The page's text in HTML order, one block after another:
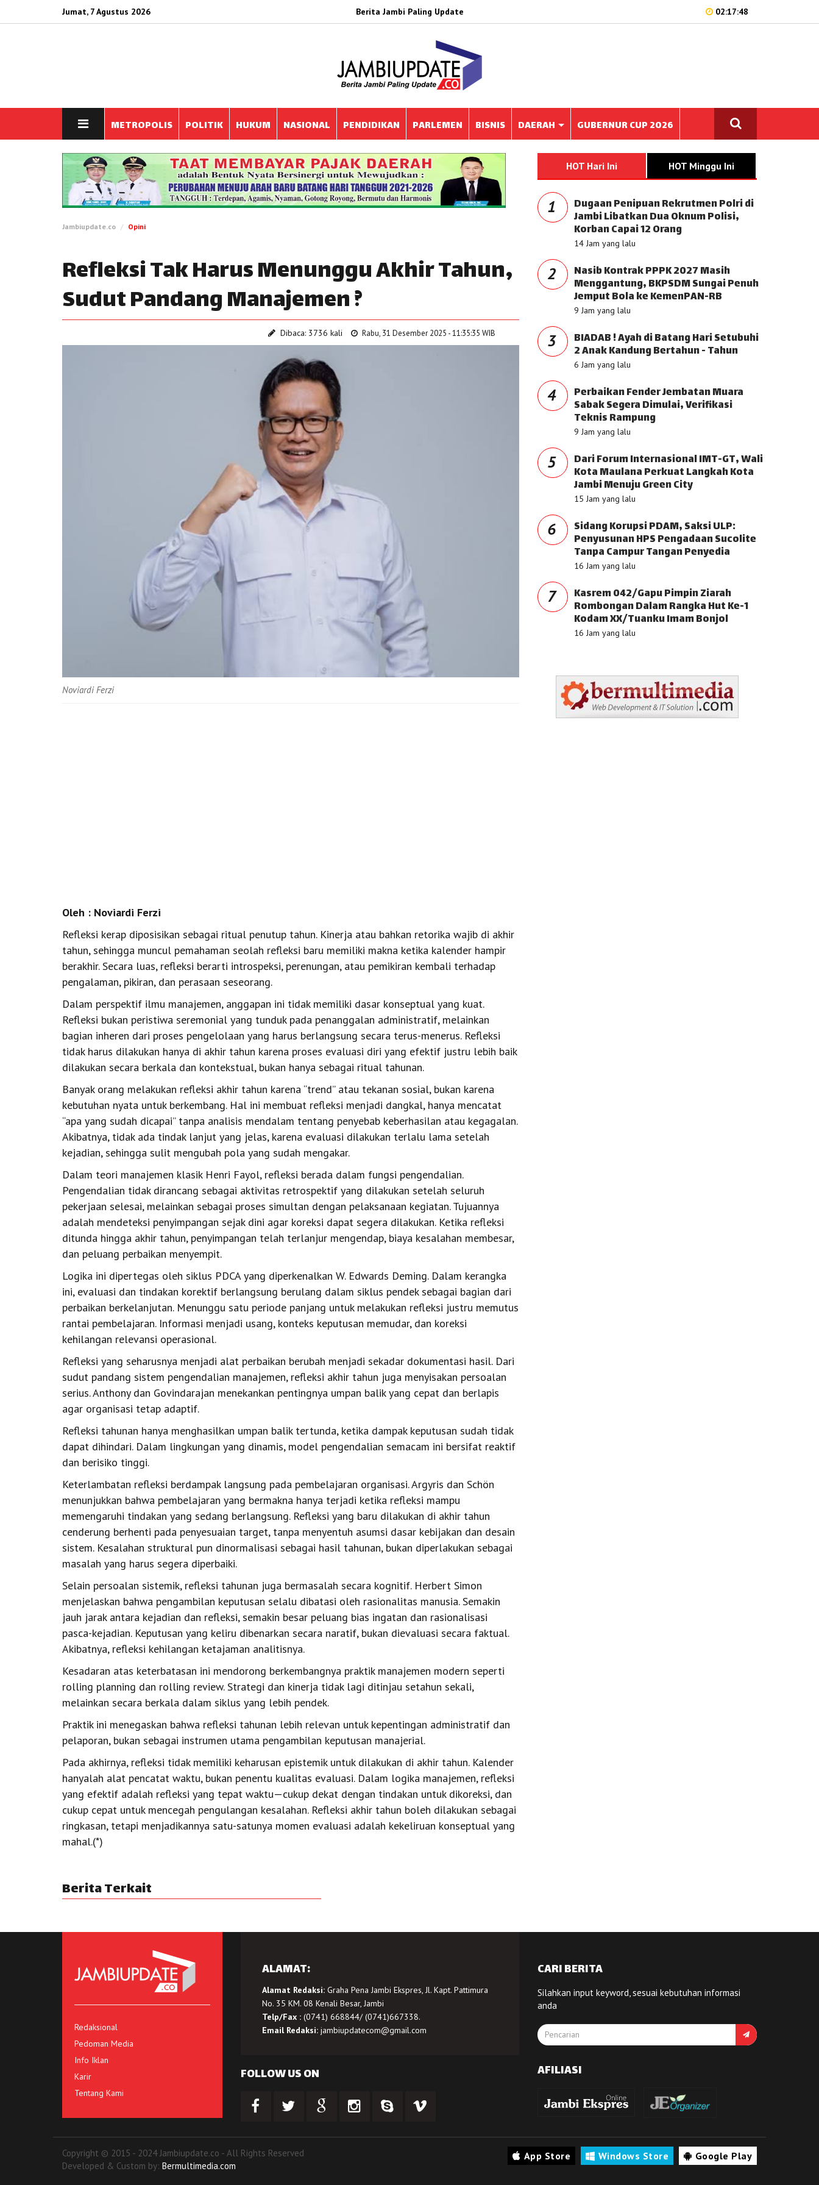
Jumat, 7 Agustus 2026 Berita Jambi Paling Update 02:17:48
METROPOLIS POLITIK HUKUM NASIONAL PENDIDIKAN PARLEMEN BISNIS DAERAH GUBERNUR CUP 2026
Jambiupdate.co Opini
Refleksi Tak Harus Menunggu Akhir Tahun,
Sudut Pandang Manajemen ?
Dibaca: 3736 kali Rabu, 31 Desember 2025 - 11:35:35 WIB
Noviardi Ferzi
Oleh : Noviardi Ferzi
Refleksi kerap diposisikan sebagai ritual penutup tahun. Kinerja atau bahkan retorika wajib di akhir
tahun, sehingga muncul pemahaman seolah refleksi baru memiliki makna ketika kalender hampir
berakhir. Secara luas, refleksi berarti introspeksi, perenungan, atau pemikiran kembali terhadap
pengalaman, pikiran, dan perasaan seseorang.
Dalam perspektif ilmu manajemen, anggapan ini tidak memiliki dasar konseptual yang kuat.
Refleksi bukan peristiwa seremonial yang tunduk pada penanggalan administratif, melainkan
bagian inheren dari proses pengelolaan yang harus berlangsung secara terus-menerus. Refleksi
tidak harus dilakukan hanya di akhir tahun karena proses evaluasi diri yang efektif justru lebih baik
dilakukan secara berkala dan kontekstual, bukan hanya sebagai ritual tahunan.
Banyak orang melakukan refleksi akhir tahun karena “trend” atau tekanan sosial, bukan karena
kebutuhan nyata untuk berkembang. Hal ini membuat refleksi menjadi dangkal, hanya mencatat
“apa yang sudah dicapai” tanpa analisis mendalam tentang penyebab keberhasilan atau kegagalan.
Akibatnya, tidak ada tindak lanjut yang jelas, karena evaluasi dilakukan terlalu lama setelah
kejadian, sehingga sulit mengubah pola yang sudah mengakar.
Dalam teori manajemen klasik Henri Fayol, refleksi berada dalam fungsi pengendalian.
Pengendalian tidak dirancang sebagai aktivitas retrospektif yang dilakukan setelah seluruh
pekerjaan selesai, melainkan sebagai proses simultan dengan pelaksanaan kegiatan. Tujuannya
adalah mendeteksi penyimpangan sejak dini agar koreksi dapat segera dilakukan. Ketika refleksi
ditunda hingga akhir tahun, penyimpangan telah terlanjur mengendap, biaya kesalahan membesar,
dan peluang perbaikan menyempit.
Logika ini dipertegas oleh siklus PDCA yang diperkenalkan W. Edwards Deming. Dalam kerangka
ini, evaluasi dan tindakan korektif berlangsung berulang dalam siklus pendek sebagai bagian dari
perbaikan berkelanjutan. Menunggu satu periode panjang untuk melakukan refleksi justru memutus
rantai pembelajaran. Informasi menjadi usang, konteks keputusan memudar, dan koreksi
kehilangan relevansi operasional.
Refleksi yang seharusnya menjadi alat perbaikan berubah menjadi sekadar dokumentasi hasil. Dari
sudut pandang sistem pengendalian manajemen, refleksi akhir tahun juga menyisakan persoalan
serius. Anthony dan Govindarajan menekankan pentingnya umpan balik yang cepat dan berlapis
agar organisasi tetap adaptif.
Refleksi tahunan hanya menghasilkan umpan balik tertunda, ketika dampak keputusan sudah tidak
dapat dihindari. Dalam lingkungan yang dinamis, model pengendalian semacam ini bersifat reaktif
dan berisiko tinggi.
Keterlambatan refleksi berdampak langsung pada pembelajaran organisasi. Argyris dan Schön
menunjukkan bahwa pembelajaran yang bermakna hanya terjadi ketika refleksi mampu
memengaruhi tindakan yang sedang berlangsung. Refleksi yang baru dilakukan di akhir tahun
cenderung berhenti pada penyesuaian target, tanpa menyentuh asumsi dasar kebijakan dan desain
sistem. Kesalahan struktural pun dinormalisasi sebagai hasil tahunan, bukan diperlakukan sebagai
masalah yang harus segera diperbaiki.
Selain persoalan sistemik, refleksi tahunan juga bermasalah secara kognitif. Herbert Simon
menjelaskan bahwa pengambilan keputusan selalu dibatasi oleh rasionalitas manusia. Semakin
jauh jarak antara kejadian dan refleksi, semakin besar peluang bias ingatan dan rasionalisasi
pasca-kejadian. Keputusan yang keliru dibenarkan secara naratif, bukan dievaluasi secara faktual.
Akibatnya, refleksi kehilangan ketajaman analitisnya.
Kesadaran atas keterbatasan ini mendorong berkembangnya praktik manajemen modern seperti
rolling planning dan rolling review. Strategi dan kinerja tidak lagi ditinjau setahun sekali,
melainkan secara berkala dalam siklus yang lebih pendek.
Praktik ini menegaskan bahwa refleksi tahunan lebih relevan untuk kepentingan administratif dan
pelaporan, bukan sebagai instrumen utama pengambilan keputusan manajerial.
Pada akhirnya, refleksi tidak memiliki keharusan epistemik untuk dilakukan di akhir tahun. Kalender
hanyalah alat pencatat waktu, bukan penentu kualitas evaluasi. Dalam logika manajemen, refleksi
yang efektif adalah refleksi yang tepat waktu—cukup dekat dengan tindakan untuk dikoreksi, dan
cukup cepat untuk mencegah pengulangan kesalahan. Refleksi akhir tahun boleh dilakukan sebagai
ringkasan, tetapi menjadikannya satu-satunya momen evaluasi adalah kekeliruan konseptual yang
mahal.(*)
Berita Terkait
HOT Hari Ini HOT Minggu Ini
1 Dugaan Penipuan Rekrutmen Polri di
Jambi Libatkan Dua Oknum Polisi,
Korban Capai 12 Orang
14 Jam yang lalu
2 Nasib Kontrak PPPK 2027 Masih
Menggantung, BKPSDM Sungai Penuh
Jemput Bola ke KemenPAN-RB
9 Jam yang lalu
3 BIADAB ! Ayah di Batang Hari Setubuhi
2 Anak Kandung Bertahun - Tahun
6 Jam yang lalu
4 Perbaikan Fender Jembatan Muara
Sabak Segera Dimulai, Verifikasi
Teknis Rampung
9 Jam yang lalu
5 Dari Forum Internasional IMT-GT, Wali
Kota Maulana Perkuat Langkah Kota
Jambi Menuju Green City
15 Jam yang lalu
6 Sidang Korupsi PDAM, Saksi ULP:
Penyusunan HPS Pengadaan Sucolite
Tanpa Campur Tangan Penyedia
16 Jam yang lalu
7 Kasrem 042/Gapu Pimpin Ziarah
Rombongan Dalam Rangka Hut Ke-1
Kodam XX/Tuanku Imam Bonjol
16 Jam yang lalu
Redaksional
Pedoman Media
Info Iklan
Karir
Tentang Kami
ALAMAT:
Alamat Redaksi:Graha Pena Jambi Ekspres, Jl. Kapt. Pattimura
No. 35 KM. 08 Kenali Besar, Jambi
Telp/Fax :(0741) 668844/ (0741)667338.
Email Redaksi: jambiupdatecom@gmail.com
FOLLOW US ON
CARI BERITA
Silahkan input keyword, sesuai kebutuhan informasi
anda
AFILIASI
Copyright © 2015 - 2024 Jambiupdate.co - All Rights Reserved
Developed & Custom by: Bermultimedia.com
App Store Windows Store Google Play